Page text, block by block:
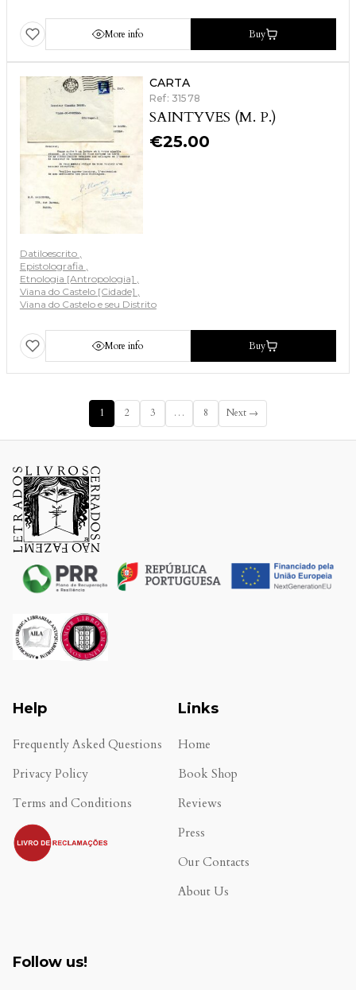
More info Buy
CARTA
Ref: 31578
SAINTYVES (M. P.)
€25.00
Datiloescrito
Epistolografia
Etnologia [Antropologia]
Viana do Castelo [Cidade]
Viana do Castelo e seu Distrito
More info Buy
1 2 3 … 8 Next →
Help
Frequently Asked Questions
Privacy Policy
Terms and Conditions
.
Links
Home
Book Shop
Reviews
Press
Our Contacts
About Us
Follow us!